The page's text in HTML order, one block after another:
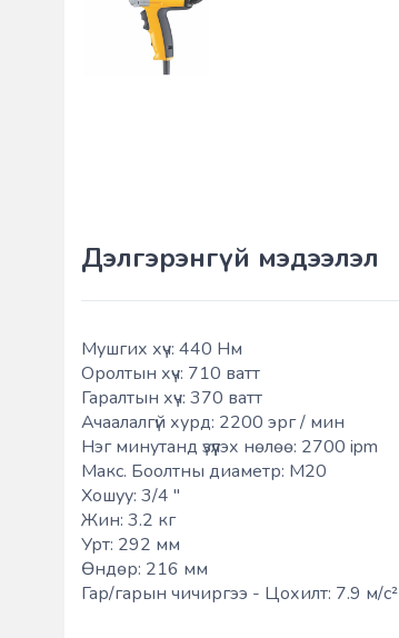
Дэлгэрэнгүй мэдээлэл
Мушгих хүч: 440 Нм
Оролтын хүч: 710 ватт
Гаралтын хүч: 370 ватт
Ачаалалгүй хурд: 2200 эрг / мин
Нэг минутанд үзүүлэх нөлөө: 2700 ipm
Макс. Боолтны диаметр: M20
Хошуу: 3/4 ''
Жин: 3.2 кг
Урт: 292 мм
Өндөр: 216 мм
Гар/гарын чичиргээ - Цохилт: 7.9 м/с²